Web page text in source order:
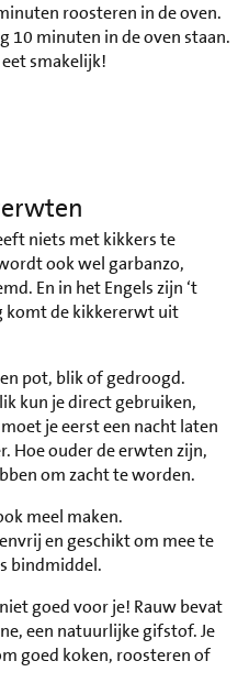
roosteren in de oven.
10 minuten in de oven staan.
eet smakelijk!
niets met kikkers te
ook wel garbanzo,
En in het Engels zijn ‘t
komt de kikkererwt uit
pot, blik of gedroogd.
kun je direct gebruiken,
je eerst een nacht laten
Hoe ouder de erwten zijn,
om zacht te worden.
meel maken.
en geschikt om mee te
bindmiddel.
goed voor je! Rauw bevat
een natuurlijke gifstof. Je
goed koken, roosteren of